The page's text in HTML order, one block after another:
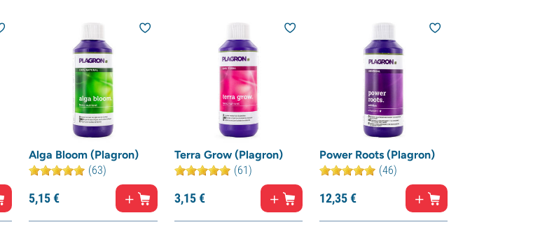
Alga Bloom (Plagron)
(63)
5,15€
Terra Grow (Plagron)
(61)
3,15€
Power Roots (Plagron)
(46)
12,35€